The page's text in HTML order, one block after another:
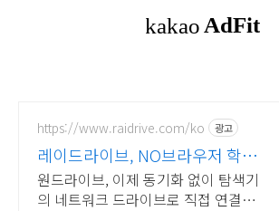
https://www.raidrive.com/ko 광고
레이드라이브, NO브라우저 학교
용 무료제공
원드라이브, 이제 동기화 없이 탐색기
의 네트워크 드라이브로 직접 연결해